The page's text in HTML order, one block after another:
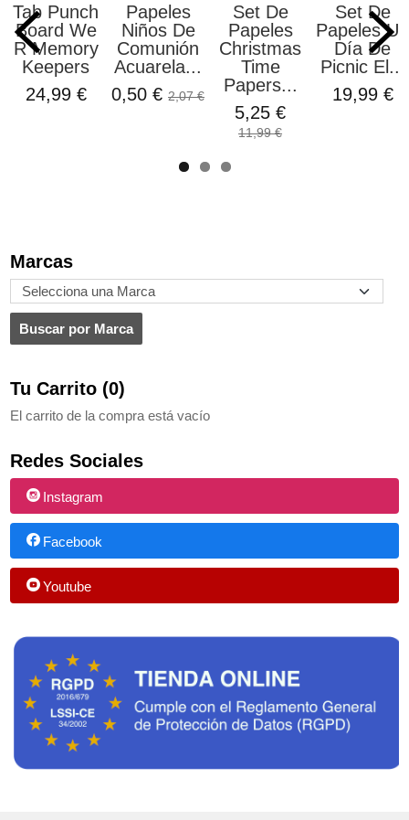
Marcas
Tu Carrito (0)
El carrito de la compra está vacío
Redes Sociales
Instagram
Facebook
Youtube
Tab Punch
Board We
R Memory
Keepers
24,99 €
Papeles
Niños De
Comunión
Acuarela...
0,50 € 2,07 €
Set De
Papeles
Christmas
Time
Papers...
5,25 €
11,99 €
Set De
Papeles Un
Día De
Picnic El...
19,99 €